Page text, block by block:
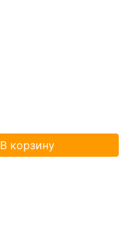
В корзину